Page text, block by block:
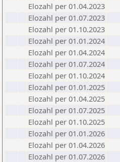
Elozahl per 01.04.2023
Elozahl per 01.07.2023
Elozahl per 01.10.2023
Elozahl per 01.01.2024
Elozahl per 01.04.2024
Elozahl per 01.07.2024
Elozahl per 01.10.2024
Elozahl per 01.01.2025
Elozahl per 01.04.2025
Elozahl per 01.07.2025
Elozahl per 01.10.2025
Elozahl per 01.01.2026
Elozahl per 01.04.2026
Elozahl per 01.07.2026